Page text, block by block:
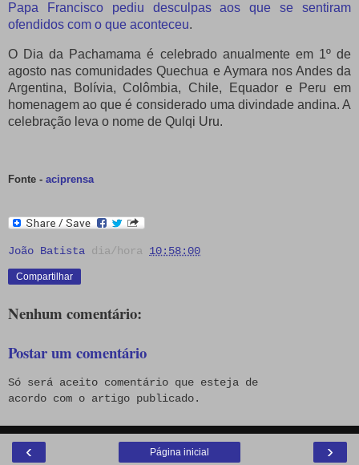
Papa Francisco pediu desculpas aos que se sentiram
ofendidos com o que aconteceu.
O Dia da Pachamama é celebrado anualmente em 1º de
agosto nas comunidades Quechua e Aymara nos Andes da
Argentina, Bolívia, Colômbia, Chile, Equador e Peru em
homenagem ao que é considerado uma divindade andina. A
celebração leva o nome de Qulqi Uru.
Fonte - aciprensa
João Batista dia/hora 10:58:00
Compartilhar
Nenhum comentário:
Postar um comentário
Só será aceito comentário que esteja de
acordo com o artigo publicado.
‹ ›
Página inicial